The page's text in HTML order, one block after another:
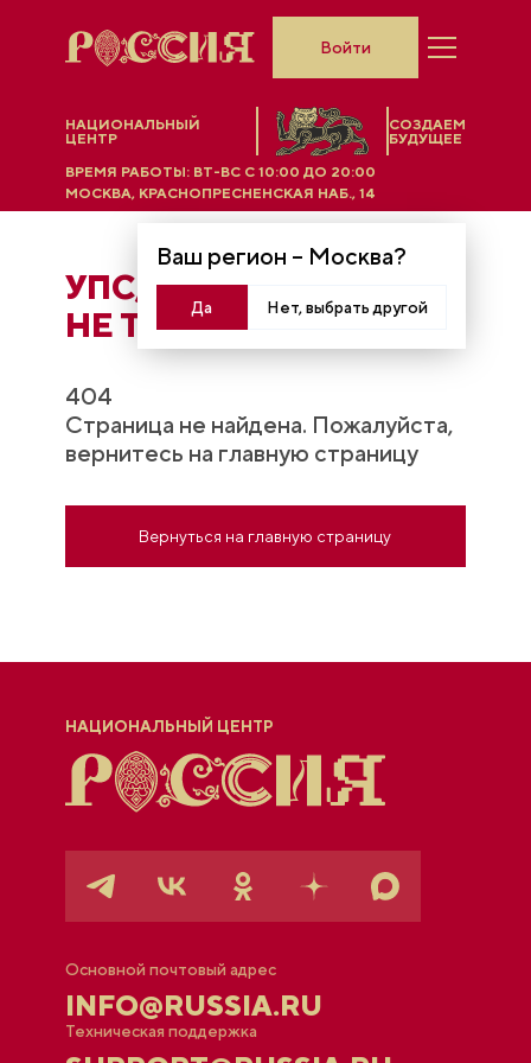
НАЦИОНАЛЬНЫЙ
ЦЕНТР
СОЗДАЕМ
БУДУЩЕЕ
Ваш регион – Москва?
Да Нет, выбрать другой
ВРЕМЯ РАБОТЫ: ВТ-ВС C 10:00 ДО 20:00
МОСКВА, КРАСНОПРЕСНЕНСКАЯ НАБ., 14
Войти
УПС, ЧТO-ТО ПОШЛО
НЕ ТАК...
404
Страница не найдена. Пожалуйста,
вернитесь на главную страницу
Вернуться на главную страницу
НАЦИОНАЛЬНЫЙ ЦЕНТР
Основной почтовый адрес
INFO@RUSSIA.RU
Техническая поддержка